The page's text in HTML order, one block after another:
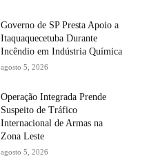
Governo de SP Presta Apoio a
Itaquaquecetuba Durante
Incêndio em Indústria Química
agosto 5, 2026
Operação Integrada Prende
Suspeito de Tráfico
Internacional de Armas na
Zona Leste
agosto 5, 2026